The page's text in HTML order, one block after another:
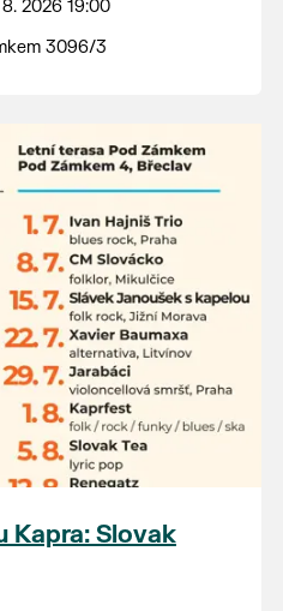
počasí.
2026 19:00
3096/3
Kapra: Slovak